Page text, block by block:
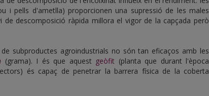
i pells d'ametlla) proporcionen una supressió de les males
descomposició ràpida millora el vigor de la capçada però
subproductes agroindustrials no són tan eficaços amb les
(grama). I és que aquest geòfit (planta que durant l'època
és capaç de penetrar la barrera física de la coberta